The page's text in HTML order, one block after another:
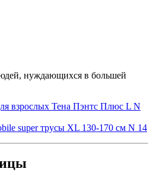
нуждающихся в большей
взрослых Тена Пэнтс Плюс L N
super трусы XL 130-170 см N 14